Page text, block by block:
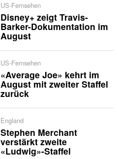
US-Fernsehen
Disney+ zeigt Travis-
Barker-Dokumentation im
August
US-Fernsehen
«Average Joe» kehrt im
August mit zweiter Staffel
zurück
England
Stephen Merchant
verstärkt zweite
«Ludwig»-Staffel